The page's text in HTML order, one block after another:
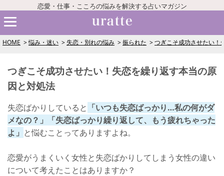
恋愛・仕事・こころの悩みを解決する占いマガジン
HOME 悩み・迷い 失恋・別れの悩み 振られた つぎこそ成功させたい！
つぎこそ成功させたい！失恋を繰り返す本当の原
因と対処法
失恋ばかりしていると 「いつも失恋ばっかり…私の何がダ
メなの？」「失恋ばっかり繰り返して、もう疲れちゃった
よ」 と悩むことってありますよね。
恋愛がうまくいく女性と失恋ばかりしてしまう女性の違い
について考えたことはありますか？